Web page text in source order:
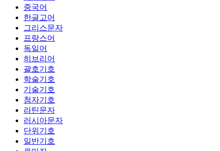
중국어
한글고어
그리스문자
프랑스어
독일어
히브리어
괄호기호
학술기호
기술기호
첨자기호
라틴문자
러시아문자
단위기호
일반기호